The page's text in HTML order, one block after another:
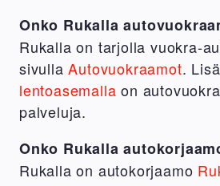
Onko Rukalla
Rukalla on tarjolla vuokra-
sivullaAutovuokraamot.
lentoasemalla on
palveluja.
Onko Rukalla
Rukalla on autokorjaamo